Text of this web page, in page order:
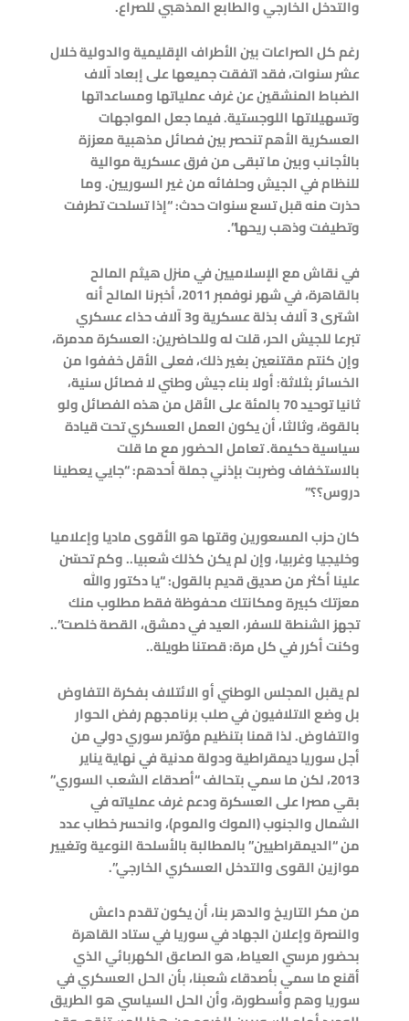
والتدخل الخارجي والطابع المذهبي للصراع.
رغم كل الصراعات بين الأطراف الإقليمية والدولية خلال
عشر سنوات، فقد اتفقت جميعها على إبعاد آلاف
الضباط المنشقين عن غرف عملياتها ومساعداتها
وتسهيلاتها اللوجستية. فيما جعل المواجهات
العسكرية الأهم تنحصر بين فصائل مذهبية معززة
بالأجانب وبين ما تبقى من فرق عسكرية موالية
للنظام في الجيش وحلفائه من غير السوريين. وما
حذرت منه قبل تسع سنوات حدث: “إذا تسلحت تطرفت
وتطيفت وذهب ريحها”.
في نقاش مع الإسلاميين في منزل هيثم المالح
بالقاهرة، في شهر نوفمبر 2011، أخبرنا المالح أنه
اشترى 3 آلاف بذلة عسكرية و3 آلاف حذاء عسكري
تبرعا للجيش الحر، قلت له وللحاضرين: العسكرة مدمرة،
وإن كنتم مقتنعين بغير ذلك، فعلى الأقل خففوا من
الخسائر بثلاثة: أولا بناء جيش وطني لا فصائل سنية،
ثانيا توحيد 70 بالمئة على الأقل من هذه الفصائل ولو
بالقوة، وثالثا، أن يكون العمل العسكري تحت قيادة
سياسية حكيمة. تعامل الحضور مع ما قلت
بالاستخفاف وضربت بإذني جملة أحدهم: “جايي يعطينا
دروس؟؟”
كان حزب المسعورين وقتها هو الأقوى ماديا وإعلاميا
وخليجيا وغربيا، وإن لم يكن كذلك شعبيا.. وكم تحسّن
علينا أكثر من صديق قديم بالقول: “يا دكتور والله
معزتك كبيرة ومكانتك محفوظة فقط مطلوب منك
تجهز الشنطة للسفر، العيد في دمشق، القصة خلصت”..
وكنت أكرر في كل مرة: قصتنا طويلة..
لم يقبل المجلس الوطني أو الائتلاف بفكرة التفاوض
بل وضع الاتلافيون في صلب برنامجهم رفض الحوار
والتفاوض. لذا قمنا بتنظيم مؤتمر سوري دولي من
أجل سوريا ديمقراطية ودولة مدنية في نهاية يناير
2013، لكن ما سمي بتحالف “أصدقاء الشعب السوري”
بقي مصرا على العسكرة ودعم غرف عملياته في
الشمال والجنوب (الموك والموم)، وانحسر خطاب عدد
من “الديمقراطيين” بالمطالبة بالأسلحة النوعية وتغيير
موازين القوى والتدخل العسكري الخارجي”.
من مكر التاريخ والدهر بنا، أن يكون تقدم داعش
والنصرة وإعلان الجهاد في سوريا في ستاد القاهرة
بحضور مرسي العياط، هو الصاعق الكهربائي الذي
أقنع ما سمي بأصدقاء شعبنا، بأن الحل العسكري في
سوريا وهم وأسطورة، وأن الحل السياسي هو الطريق